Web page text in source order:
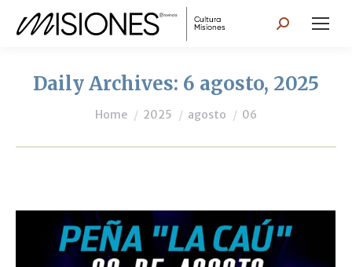
Search:
Daily Archives: 6 agosto, 2025
You are here:
Home 2025 agosto 06